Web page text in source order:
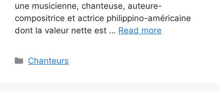
une musicienne, chanteuse, auteure-
compositrice et actrice philippino-américaine
dont la valeur nette est … Read more
Categories
Chanteurs